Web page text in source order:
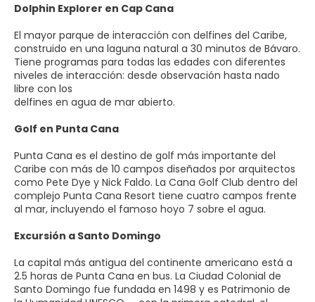
Dolphin Explorer en Cap Cana
El mayor parque de interacción con delfines del Caribe,
construido en una laguna natural a 30 minutos de Bávaro.
Tiene programas para todas las edades con diferentes
niveles de interacción: desde observación hasta nado
libre con los
delfines en agua de mar abierto.
Golf en Punta Cana
Punta Cana es el destino de golf más importante del
Caribe con más de 10 campos diseñados por arquitectos
como Pete Dye y Nick Faldo. La Cana Golf Club dentro del
complejo Punta Cana Resort tiene cuatro campos frente
al mar, incluyendo el famoso hoyo 7 sobre el agua.
Excursión a Santo Domingo
La capital más antigua del continente americano está a
2.5 horas de Punta Cana en bus. La Ciudad Colonial de
Santo Domingo fue fundada en 1498 y es Patrimonio de